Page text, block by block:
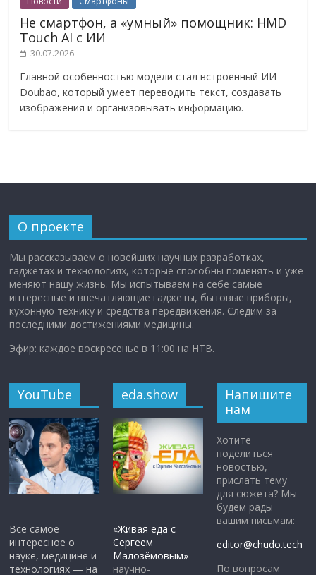
Не смартфон, а «умный» помощник: HMD
Touch AI с ИИ
30.07.2026
Главной особенностью модели стал встроенный ИИ
Doubao, который умеет переводить текст, создавать
изображения и организовывать информацию.
О проекте
Мы рассказываем о новейших научных разработках,
гаджетах и технологиях, которые способны поменять и уже
меняют нашу жизнь. Мы испытываем на себе самые
интересные и впечатляющие гаджеты, бытовые приборы,
кухонную технику и средства передвижения. Следим за
последними достижениями медицины.
Эфир: каждое воскресенье в 11:00 на НТВ.
YouTube
Всё самое
интересное о
науке, медицине и
технологиях — на
eda.show
«Живая еда с
Сергеем
Малозёмовым» —
научно-
Напишите
нам
Хотите
поделиться
новостью,
прислать тему
для сюжета? Мы
будем рады
вашим письмам:
editor@chudo.tech
По вопросам